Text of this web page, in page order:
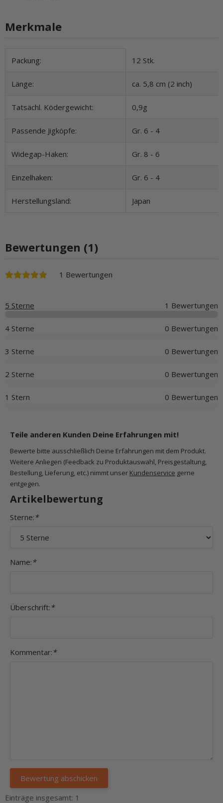
Merkmale
Produkteigenschaft
Wert
Packung: 12 Stk.
Länge: ca. 5,8 cm (2 inch)
Tatsächl. Ködergewicht: 0,9g
Passende Jigköpfe: Gr. 6 - 4
Widegap-Haken: Gr. 8 - 6
Einzelhaken: Gr. 6 - 4
Herstellungsland: Japan
Bewertungen (1)
1 Bewertungen
5 Sterne 1 Bewertungen
4 Sterne 0 Bewertungen
3 Sterne 0 Bewertungen
2 Sterne 0 Bewertungen
1 Stern 0 Bewertungen
Teile anderen Kunden Deine Erfahrungen mit!
Bewerte bitte ausschließlich Deine Erfahrungen mit dem Produkt.
Weitere Anliegen (Feedback zu Produktauswahl, Preisgestaltung,
Bestellung, Lieferung, etc.) nimmt unser Kundenservice gerne
entgegen.
Artikelbewertung
Sterne: *
Name: *
Überschrift: *
Kommentar: *
Einträge insgesamt: 1